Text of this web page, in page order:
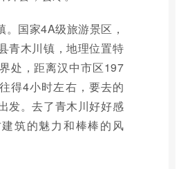
。国家4A级旅游景区，
青木川镇，地理位置特
处，距离汉中市区197
得4小时左右，要去的
发。去了青木川好好感
筑的魅力和棒棒的风